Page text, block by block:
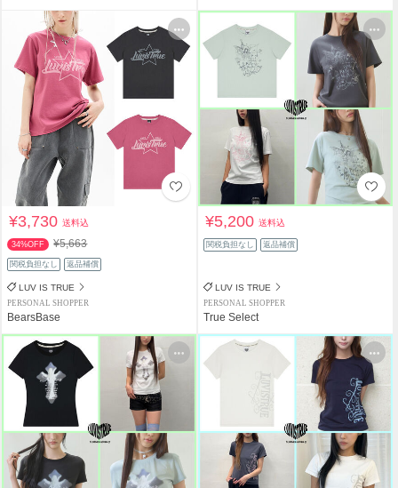
¥3,730送料込
34%OFF ¥5,663
関税負担なし 返品補償
LUV IS TRUE
PERSONAL SHOPPER
BearsBase
¥5,200送料込
関税負担なし 返品補償
LUV IS TRUE
PERSONAL SHOPPER
True Select